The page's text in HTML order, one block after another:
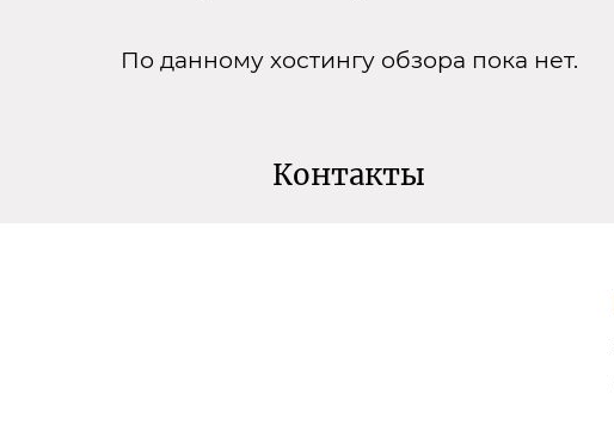
По данному хостингу обзора пока нет.
Контакты